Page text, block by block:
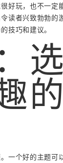
好玩，也不一定
读者兴致勃勃的
技巧和建议。
一个好的主题可